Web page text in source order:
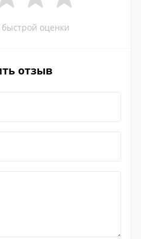
оценки
отзыв